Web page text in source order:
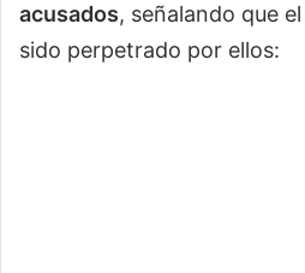
acusados, señalando que
sido perpetrado por ellos: